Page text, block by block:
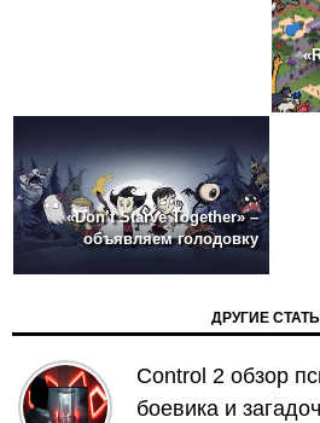
«Don’t Starve Together» –
объявляем голодовку
ДРУГИЕ
Control 2 обзор
боевика и